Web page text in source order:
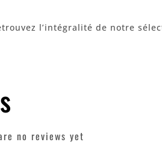
l’intégralité de notre
no reviews yet